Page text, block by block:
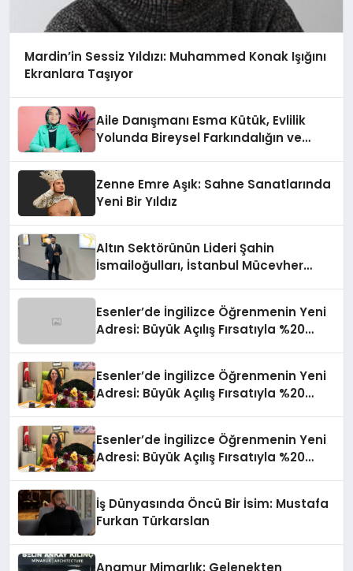
Mardin’in Sessiz Yıldızı: Muhammed Konak Işığını
Ekranlara Taşıyor
Aile Danışmanı Esma Kütük, Evlilik
Yolunda Bireysel Farkındalığın ve
Zenne Emre Aşık: Sahne Sanatlarında
Yeni Bir Yıldız
Altın Sektörünün Lideri Şahin
İsmailoğulları, İstanbul Mücevher
Esenler’de İngilizce Öğrenmenin Yeni
Adresi: Büyük Açılış Fırsatıyla %20
Esenler’de İngilizce Öğrenmenin Yeni
Adresi: Büyük Açılış Fırsatıyla %20
Esenler’de İngilizce Öğrenmenin Yeni
Adresi: Büyük Açılış Fırsatıyla %20
İş Dünyasında Öncü Bir İsim: Mustafa
Furkan Türkarslan